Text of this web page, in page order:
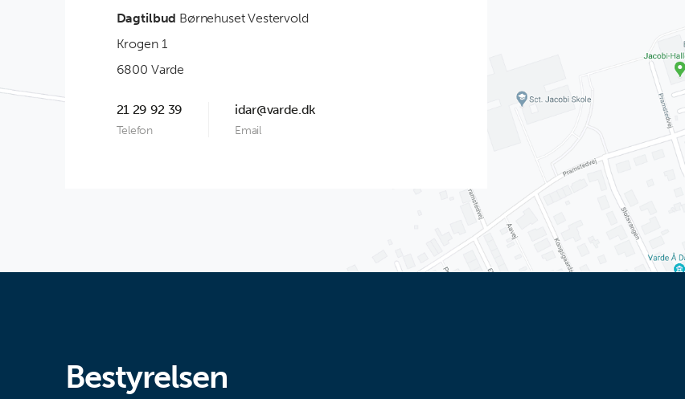
Dagtilbud Børnehuset Vestervold
Krogen 1
6800 Varde
21 29 92 39
Telefon
idar@varde.dk
Email
Bestyrelsen